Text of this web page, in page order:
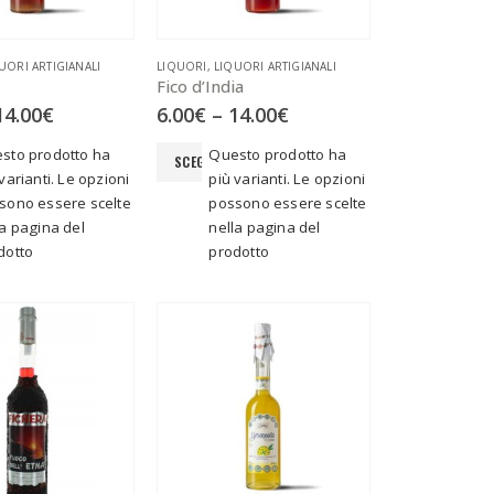
ARTIGIANALI
€
prodotto ha
Le opzioni
essere scelte
pagina del
LIQUORI , LIQUORI ARTIGIANALI
Fico d’India
6.00€ – 14.00€
SCEGLIQuesto prodotto ha
più varianti. Le opzioni
possono essere scelte
nella pagina del
prodotto